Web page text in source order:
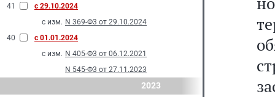
41
с 29.10.2024
с изм. N 369-Ф3 от 29.10.2024
40
с 01.01.2024
с изм. N 405-Ф3 от 06.12.2021
N 545-Ф3 от 27.11.2023
2023